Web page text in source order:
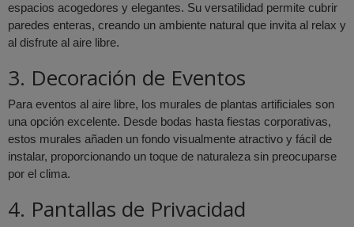
espacios acogedores y elegantes. Su versatilidad permite cubrir
paredes enteras, creando un ambiente natural que invita al relax y
al disfrute al aire libre.
3. Decoración de Eventos
Para eventos al aire libre, los murales de plantas artificiales son
una opción excelente. Desde bodas hasta fiestas corporativas,
estos murales añaden un fondo visualmente atractivo y fácil de
instalar, proporcionando un toque de naturaleza sin preocuparse
por el clima.
4. Pantallas de Privacidad